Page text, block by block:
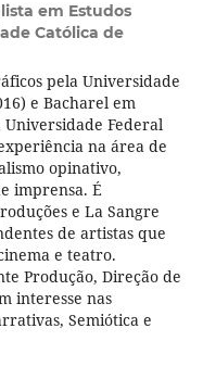
em Estudos
Católica de
pela Universidade
e Bacharel em
Universidade Federal
na área de
opinativo,
imprensa. É
e La Sangre
de artistas que
e teatro.
Produção, Direção de
interesse nas
Semiótica e